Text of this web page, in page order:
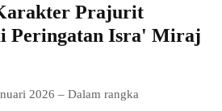
Prajurit
Peringatan Isra' Miraj
2026 – Dalam rangka